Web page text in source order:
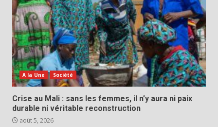
A la Une Société
Crise au Mali : sans les femmes, il n’y aura ni paix
durable ni véritable reconstruction
août 5, 2026